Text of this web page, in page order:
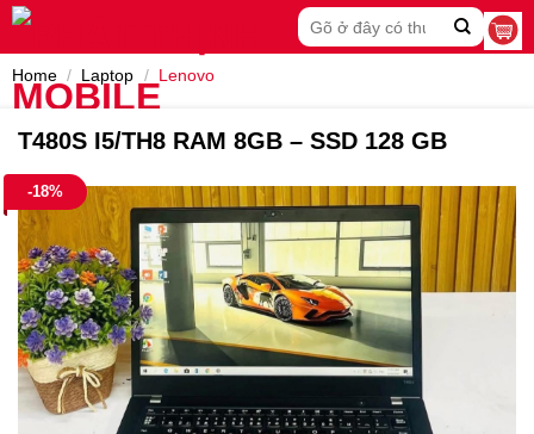
Skip
Search
for:
Home / Laptop / Lenovo
T480S I5/TH8 RAM 8GB – SSD 128 GB
-18%